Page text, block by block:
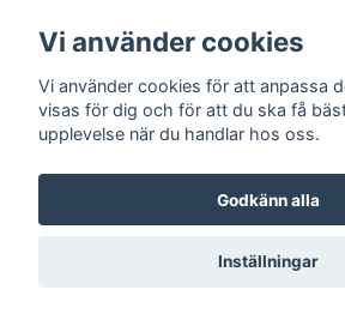
Bitar Rampussel
Vi använder cookies
Vi använder cookies för att anpassa
visas för dig och för att du ska få
upplevelse när du handlar hos oss.
Godkänn alla
Inställningar